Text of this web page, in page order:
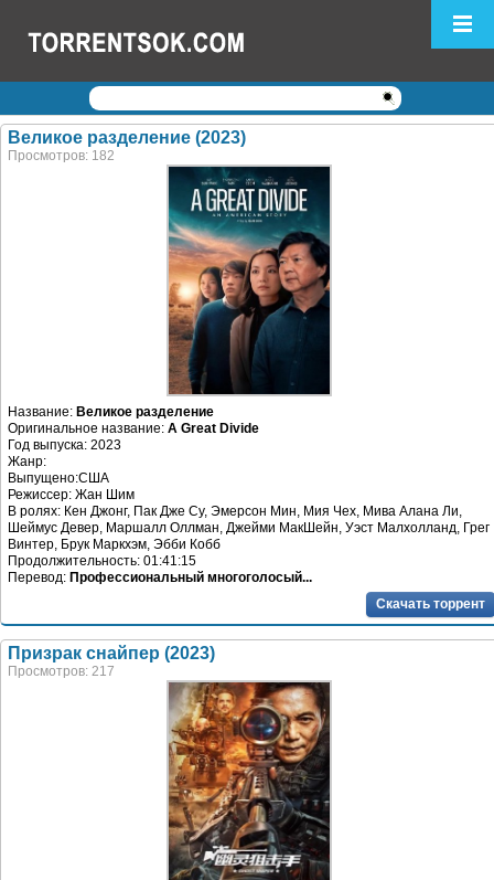
Логин: Пароль:
Регистрация|Забыли пароль?
Великое разделение (2023)
Просмотров: 182
Название: Великое разделение
Оригинальное название: A Great Divide
Год выпуска: 2023
Жанр:
Выпущено:США
Режиссер: Жан Шим
В ролях: Кен Джонг, Пак Дже Су, Эмерсон Мин, Мия Чех, Мива Алана Ли,
Шеймус Девер, Маршалл Оллман, Джейми МакШейн, Уэст Малхолланд, Грег
Винтер, Брук Маркхэм, Эбби Кобб
Продолжительность: 01:41:15
Перевод: Профессиональный многоголосый...
Скачать торрент
Призрак снайпер (2023)
Просмотров: 217